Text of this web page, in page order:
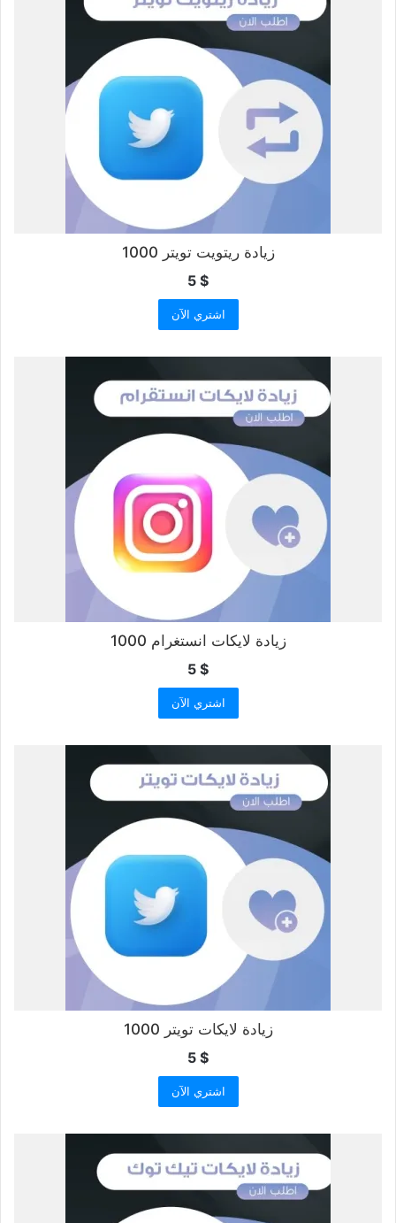
زيادة ريتويت تويتر 1000
5 $
اشتري الآن
زيادة لايكات انستغرام 1000
5 $
اشتري الآن
زيادة لايكات تويتر 1000
5 $
اشتري الآن